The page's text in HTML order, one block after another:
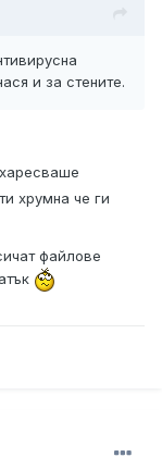
и за стените.
хрумна че ги
файлове